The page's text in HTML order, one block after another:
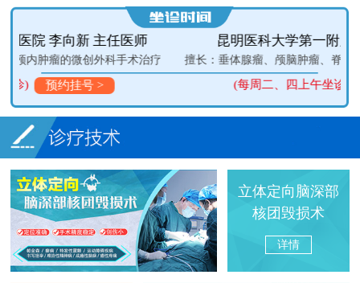
昆明医科大学第一附属医院 王伟民 教授
擅长：垂体腺瘤、颅脑肿瘤、脊髓病变、颅脑损伤、脑血管病
(每周二、四上午坐诊) 预约挂号 >
立体定向脑深部
核团毁损术
详情